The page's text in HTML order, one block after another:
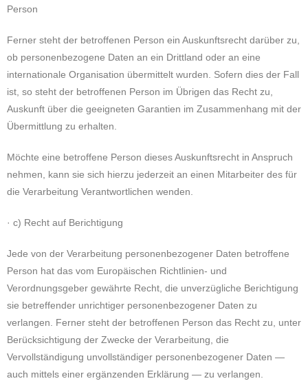
Person
Ferner steht der betroffenen Person ein Auskunftsrecht darüber zu,
ob personenbezogene Daten an ein Drittland oder an eine
internationale Organisation übermittelt wurden. Sofern dies der Fall
ist, so steht der betroffenen Person im Übrigen das Recht zu,
Auskunft über die geeigneten Garantien im Zusammenhang mit der
Übermittlung zu erhalten.
Möchte eine betroffene Person dieses Auskunftsrecht in Anspruch
nehmen, kann sie sich hierzu jederzeit an einen Mitarbeiter des für
die Verarbeitung Verantwortlichen wenden.
· c) Recht auf Berichtigung
Jede von der Verarbeitung personenbezogener Daten betroffene
Person hat das vom Europäischen Richtlinien- und
Verordnungsgeber gewährte Recht, die unverzügliche Berichtigung
sie betreffender unrichtiger personenbezogener Daten zu
verlangen. Ferner steht der betroffenen Person das Recht zu, unter
Berücksichtigung der Zwecke der Verarbeitung, die
Vervollständigung unvollständiger personenbezogener Daten —
auch mittels einer ergänzenden Erklärung — zu verlangen.